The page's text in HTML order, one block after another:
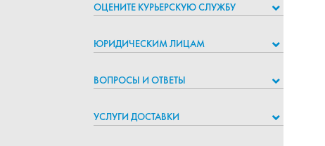
ОЦЕНИТЕ КУРЬЕРСКУЮ СЛУЖБУ
ЮРИДИЧЕСКИМ ЛИЦАМ
ВОПРОСЫ И ОТВЕТЫ
УСЛУГИ ДОСТАВКИ